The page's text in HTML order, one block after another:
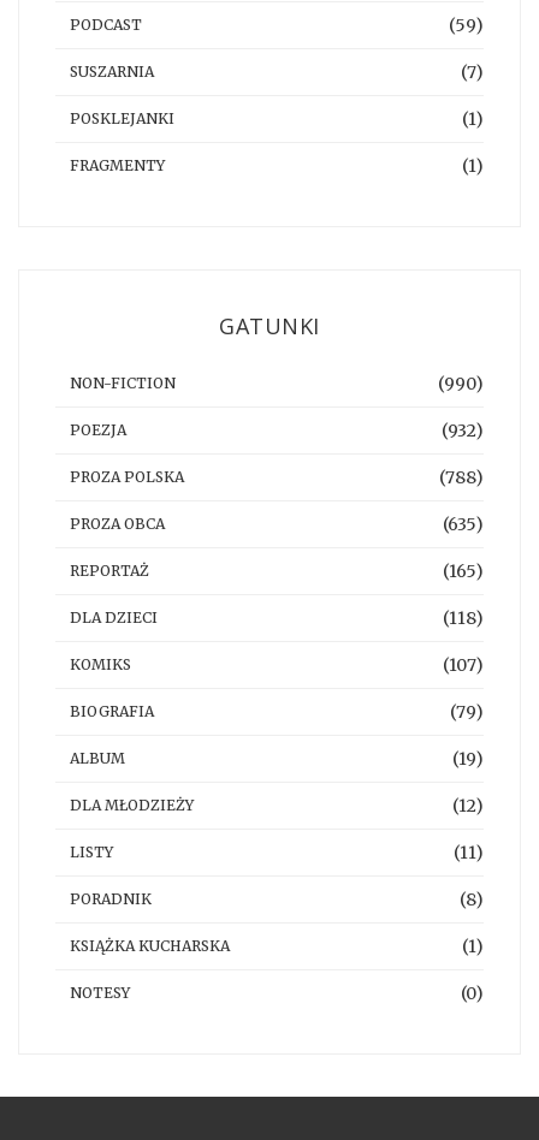
PODCAST (59)
SUSZARNIA (7)
POSKLEJANKI (1)
FRAGMENTY (1)
GATUNKI
NON-FICTION (990)
POEZJA (932)
PROZA POLSKA (788)
PROZA OBCA (635)
REPORTAŻ (165)
DLA DZIECI (118)
KOMIKS (107)
BIOGRAFIA (79)
ALBUM (19)
DLA MŁODZIEŻY (12)
LISTY (11)
PORADNIK (8)
KSIĄŻKA KUCHARSKA (1)
NOTESY (0)